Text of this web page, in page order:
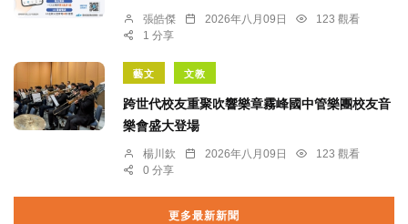
張皓傑 2026年八月09日
123 觀看
1 分享
藝文 文教
跨世代校友重聚吹響樂章霧峰國中管樂團校友音
樂會盛大登場
楊川欽 2026年八月09日
123 觀看
0 分享
更多最新新聞